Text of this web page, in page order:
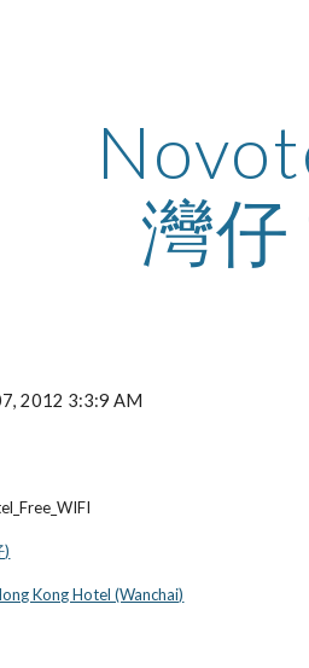
灣
2012 3:3:9 AM
)
Kong Hotel (Wanchai)